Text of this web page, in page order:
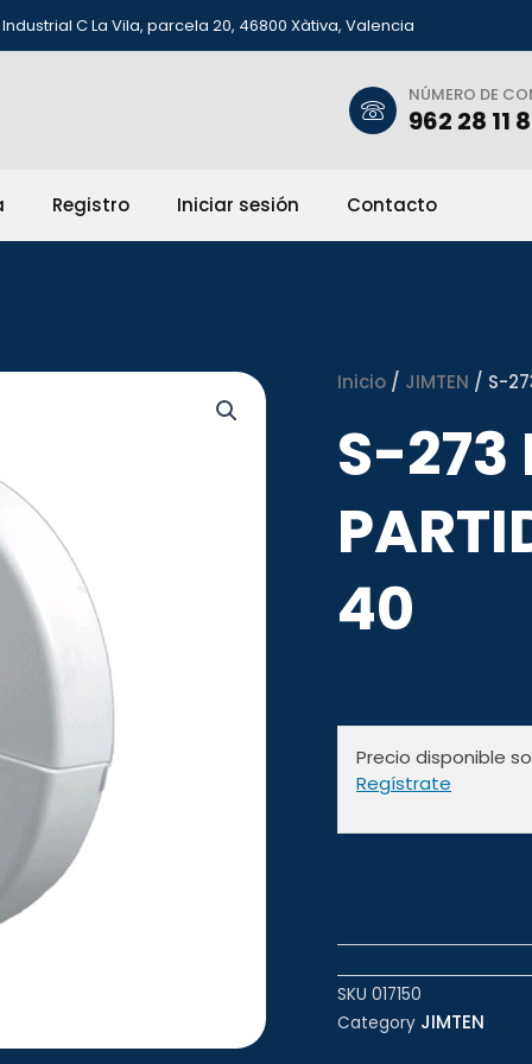
C La Vila, parcela 20, 46800 Xàtiva, Valencia
NÚMERO DE
962 28 11
Registro Iniciar sesión Contacto
Inicio / JIMTEN / S-
S-273
40
Precio disponible
Regístrate
SKU 017150
Category JIMTEN